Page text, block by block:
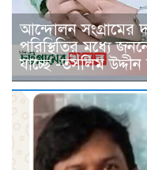
আন্দোলন সংগ্রামের
পরিস্থিতির মধ্যে
যাচ্ছে -তসলিম উদ্দীন